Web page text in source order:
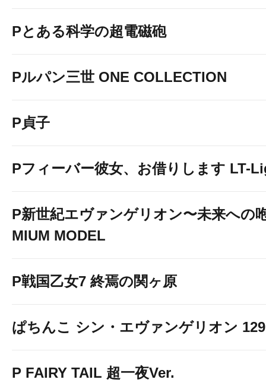
Pとある科学の超電磁砲
Pルパン三世 ONE COLLECTION
P貞子
Pフィーバー彼女、お借りします LT-
P新世紀エヴァンゲリオン〜未来への
MIUM MODEL
P戦国乙女7 終焉の関ヶ原
ぱちんこ シン・エヴァンゲリオン
P FAIRY TAIL 超一夜Ver.